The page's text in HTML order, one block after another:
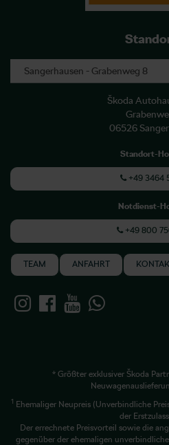
Škoda
06526
Standort-
+49 3464
Notdienst-
+49 800
TEAM ANFAHRT
* Größter exklusiver Škoda
1
Ehemaliger Neupreis (Unverbindliche
der
Der errechnete Preisvorteil sowie die
gegenüber der ehemaligen